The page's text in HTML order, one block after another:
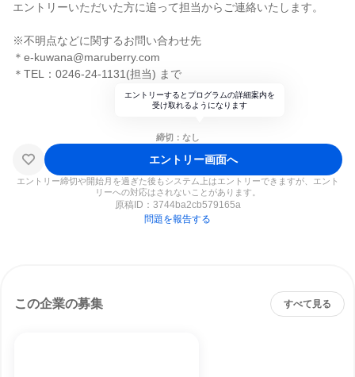
エントリーいただいた方に追って担当からご連絡いたします。
※不明点などに関するお問い合わせ先
＊e-kuwana@maruberry.com
＊TEL：0246-24-1131(担当) まで
エントリーするとプログラムの詳細案内を
受け取れるようになります
締切：なし
エントリー画面へ
エントリー締切や開始月を過ぎた後もシステム上はエントリーできますが、エント
リーへの対応はされないことがあります。
原稿ID： 3744ba2cb579165a
問題を報告する
この企業の募集 すべて見る